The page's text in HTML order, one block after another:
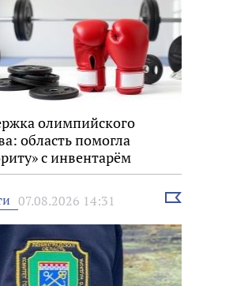
олимпийского
область помогла
с инвентарём
07.08.2026 14:31
Выбрать